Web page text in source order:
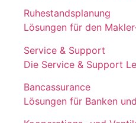
Ruhestandsplanung
Lösungen für den
Service & Support
Die Service & Support
Bancassurance
Lösungen für Banken